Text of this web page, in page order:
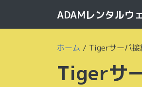
ADAMレンタルウ
ホーム / Tigerサーバ接
Tigerサ